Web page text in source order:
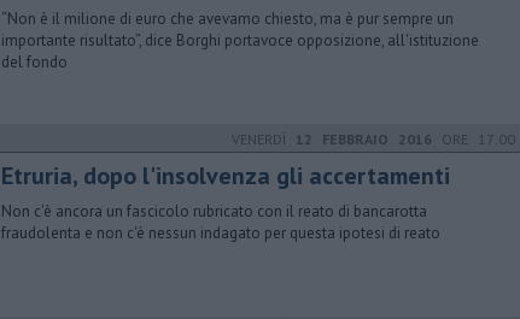
“Non è il milione di euro che avevamo chiesto, ma è pur sempre un
importante risultato”, dice Borghi portavoce opposizione, all'istituzione
del fondo
VENERDÌ 12 FEBBRAIO 2016 ORE 17:00
Etruria, dopo l'insolvenza gli accertamenti
Non c'è ancora un fascicolo rubricato con il reato di bancarotta
fraudolenta e non c'è nessun indagato per questa ipotesi di reato